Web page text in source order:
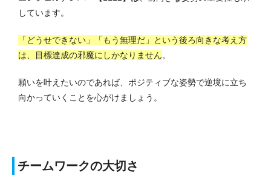
しています。
「どうせできない」「もう無理だ」という後ろ向きな考え方
は、目標達成の邪魔にしかなりません。
願いを叶えたいのであれば、ポジティブな姿勢で逆境に立ち
向かっていくことを心がけましょう。
チームワークの大切さ